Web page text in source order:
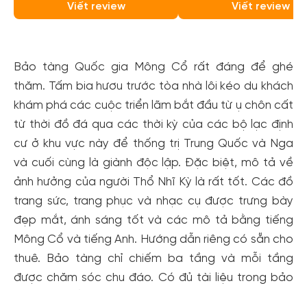
Viết review Viết review
Bảo tàng Quốc gia Mông Cổ rất đáng để ghé
thăm. Tấm bia hươu trước tòa nhà lôi kéo du khách
khám phá các cuộc triển lãm bắt đầu từ ụ chôn cất
từ thời đồ đá qua các thời kỳ của các bộ lạc định
cư ở khu vực này để thống trị Trung Quốc và Nga
và cuối cùng là giành độc lập. Đặc biệt, mô tả về
ảnh hưởng của người Thổ Nhĩ Kỳ là rất tốt. Các đồ
trang sức, trang phục và nhạc cụ được trưng bày
đẹp mắt, ánh sáng tốt và các mô tả bằng tiếng
Mông Cổ và tiếng Anh. Hướng dẫn riêng có sẵn cho
thuê. Bảo tàng chỉ chiếm ba tầng và mỗi tầng
được chăm sóc chu đáo. Có đủ tài liệu trong bảo
Tạo tài khoản nhanh - nhận nhiều ưu